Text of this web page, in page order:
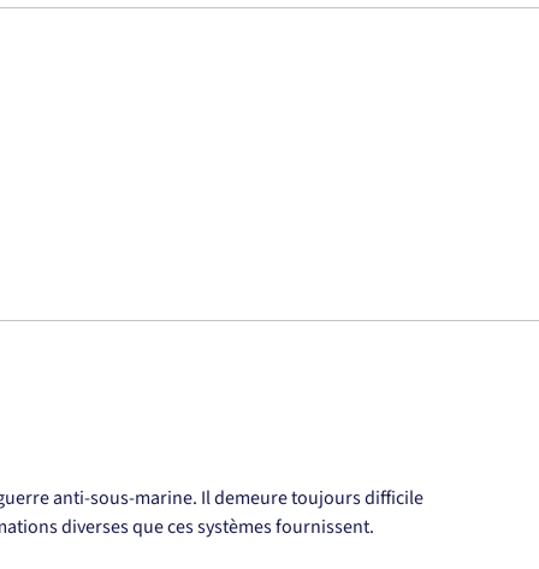
anti-sous-marine. Il demeure toujours difficile
diverses que ces systèmes fournissent.